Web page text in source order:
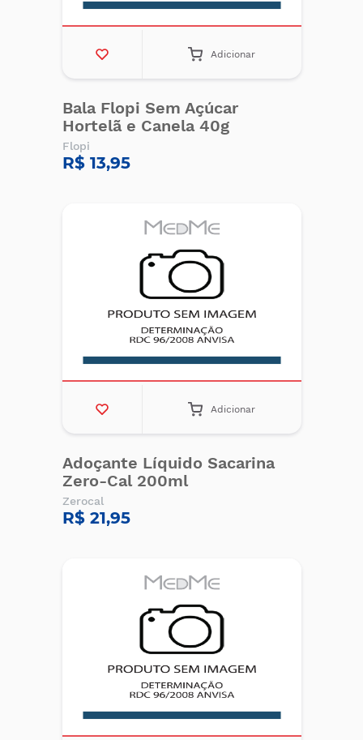
Adicionar
Bala Flopi Sem Açúcar
Hortelã e Canela 40g
Flopi
R$ 13,95
Adicionar
Adoçante Líquido Sacarina
Zero-Cal 200ml
Zerocal
R$ 21,95